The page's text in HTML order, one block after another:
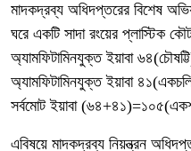
মাদকদ্রব্য অধিদপ্তরের বিশেষ
ঘরে একটি সাদা রংয়ের প্লাস্টিক
অ্যামফিটামিনযুক্ত ইয়াবা
অ্যামফিটামিনযুক্ত ইয়াবা
সর্বমোট ইয়াবা
এবিষয়ে মাদকদ্রব্য নিয়ন্ত্রন